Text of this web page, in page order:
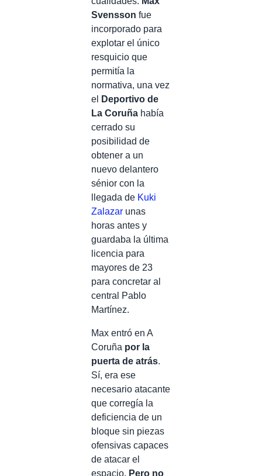
Svensson fue
incorporado para
explotar el único
resquicio que
permitía la
normativa, una vez
el
Deportivo de
La Coruña había
cerrado su
posibilidad de
obtener a un
nuevo delantero
sénior con la
llegada de Kuki
Zalazar unas
horas antes y
guardaba la última
licencia para
mayores de 23
para concretar al
central Pablo
Martínez.
Max entró en A
Coruña por la
puerta de atrás.
Sí, era ese
necesario atacante
que corregía la
deficiencia de un
bloque sin piezas
ofensivas capaces
de atacar el
espacio. Pero no